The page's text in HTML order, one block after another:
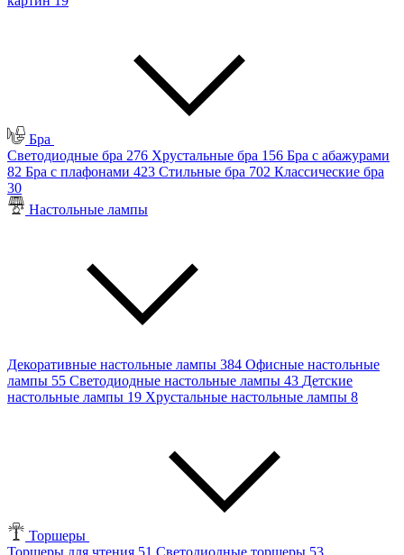
Бра
Светодиодные бра 276 Хрустальные бра 156 Бра с абажурами
82 Бра с плафонами 423 Стильные бра 702 Классические бра
30
Настольные лампы
Декоративные настольные лампы 384 Офисные настольные
лампы 55 Светодиодные настольные лампы 43 Детские
настольные лампы 19 Хрустальные настольные лампы 8
Торшеры
Торшеры для чтения 51 Светодиодные торшеры 53